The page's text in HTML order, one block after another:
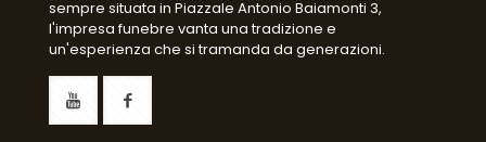
sempre situata in Piazzale Antonio Baiamonti 3,
l'impresa funebre vanta una tradizione e
un'esperienza che si tramanda da generazioni.